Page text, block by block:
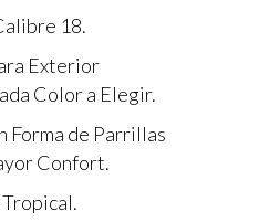
18.
Exterior
Color a Elegir.
Forma de Parrillas
Confort.